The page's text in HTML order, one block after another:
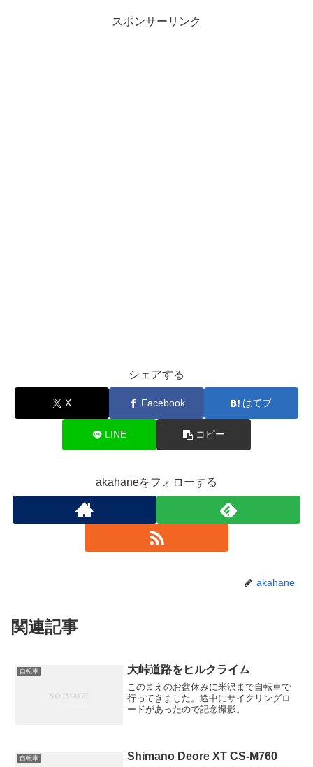
スポンサーリンク
シェアする
X Facebook はてブ
LINE コピー
akahaneをフォローする
akahane
関連記事
自転車 大峠道路をヒルクライム
このまえのお盆休みに米沢まで自転車で
行ってきました。途中にサイクリングロ
ードがあったので記念撮影。
自転車 Shimano Deore XT CS-M760